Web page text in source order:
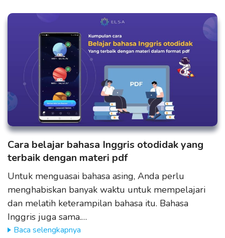
Cara belajar bahasa Inggris otodidak yang
terbaik dengan materi pdf
Untuk menguasai bahasa asing, Anda perlu
menghabiskan banyak waktu untuk mempelajari
dan melatih keterampilan bahasa itu. Bahasa
Inggris juga sama.…
Baca selengkapnya